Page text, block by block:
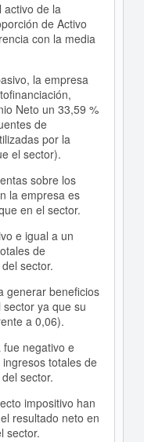
activo de la
de Activo
con la media
la empresa
Neto un 33,59 %
de
por la
el sector).
sobre los
la empresa es
en el sector.
e igual a un
de
sector.
generar beneficios
ya que su
a 0,06).
fue negativo e
totales de
sector.
impositivo han
resultado neto en
sector.